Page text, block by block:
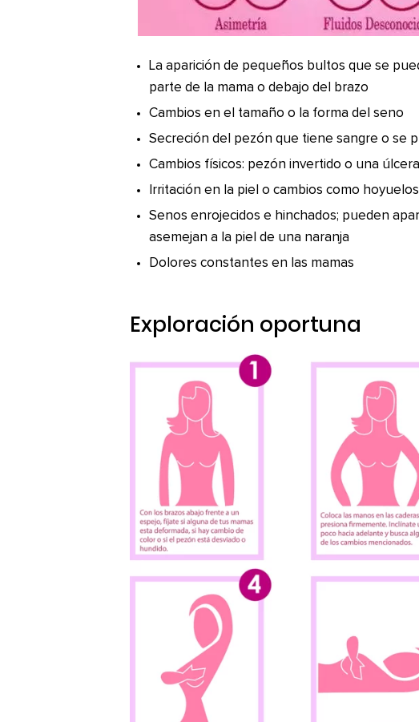
La aparición de pequeños bultos que se
parte de la mama o debajo del brazo
Cambios en el tamaño o la forma del seno
Secreción del pezón que tiene sangre o se
Cambios físicos: pezón invertido o una
Irritación en la piel o cambios como
Senos enrojecidos e hinchados; pueden
asemejan a la piel de una naranja
Dolores constantes en las mamas
Exploración oportuna